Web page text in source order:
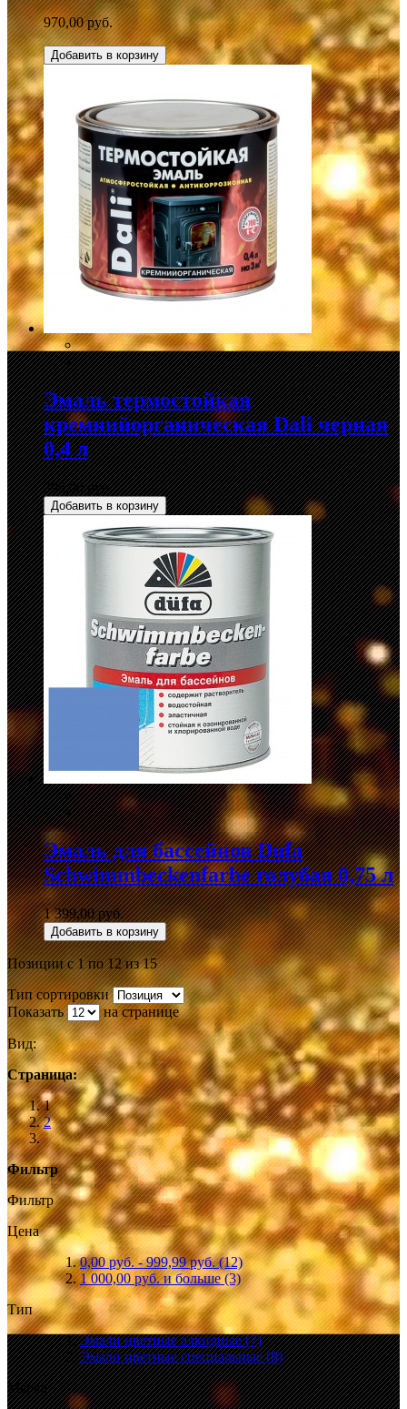
970,00 руб.
Добавить в корзину
Эмаль термостойкая
кремнийорганическая Dali черная
0,4 л
399,00 руб.
Добавить в корзину
Эмаль для бассейнов Dufa
Schwimmbeckenfarbe голубая 0,75 л
1 399,00 руб.
Добавить в корзину
Позиции с 1 по 12 из 15
Тип сортировки
Показать
на странице
Вид:
Страница:
1
2
Фильтр
Фильтр
Цена
0,00 руб.-999,99 руб. (12)
1 000,00 руб.и больше(3)
Тип
Эмали цветные алкидные(7)
Эмали цветные специальные(8)
Марка